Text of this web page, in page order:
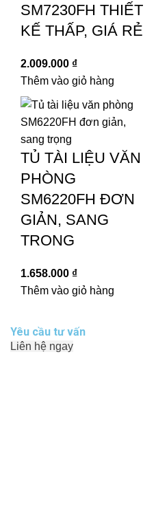
SM7230FH THIẾT
KẾ THẤP, GIÁ RẺ
2.009.000 ₫
Thêm vào giỏ hàng
TỦ TÀI LIỆU VĂN
PHÒNG
SM6220FH ĐƠN
GIẢN, SANG
TRONG
1.658.000 ₫
Thêm vào giỏ hàng
Yêu cầu tư vấn
Liên hệ ngay